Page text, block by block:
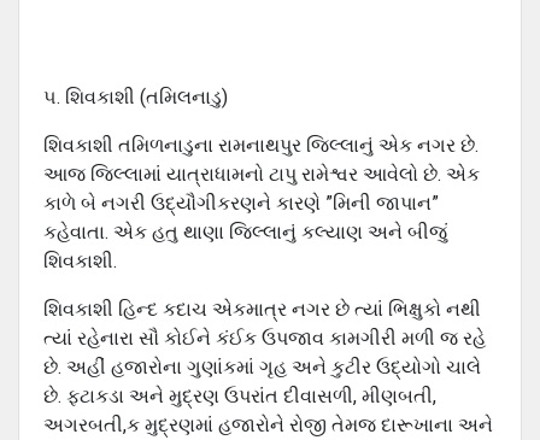
૫. શિવકાશી (તમિલનાડુ)
શિવકાશી તમિળનાડુના રામનાથપુર જિલ્લાનું એક નગર છે.
આજ જિલ્લામાં યાત્રાધામનો ટાપુ રામેશ્વર આવેલો છે. એક
કાળે બે નગરી ઉદ્યૌગીકરણને કારણે ”મિની જાપાન”
કહેવાતા. એક હતુ થાણા જિલ્લાનું કલ્યાણ અને બીજું
શિવકાશી.
શિવકાશી હિન્દ કદાચ એકમાત્ર નગર છે ત્યાં ભિક્ષુકો નથી
ત્યાં રહેનારા સૌ કોઈને કંઈક ઉપજાવ કામગીરી મળી જ રહે
છે. અહીં હજારોના ગુણાંકમાં ગૃહ અને કુટીર ઉદ્યોગો ચાલે
છે. ફટાકડા અને મુદ્રણ ઉપરાંત દીવાસળી, મીણબતી,
અગરબતી,ક મુદ્રણમાં હજારોને રોજી તેમજ દારૂખાના અને